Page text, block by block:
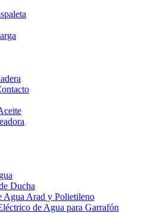
Ducha
Agua Arad y Polietileno
de Agua para Garrafón